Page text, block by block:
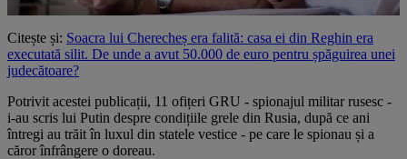
Citește și: Soacra lui Cherecheș era falită: casa ei din Reghin era
executată silit. De unde a avut 50.000 de euro pentru șpăguirea unei
judecătoare?
Potrivit acestei publicații, 11 ofițeri GRU - spionajul militar rusesc -
i-au scris lui Putin despre condițiile grele din Rusia, după ce ani
întregi au trăit în luxul din statele vestice - pe care le spionau și a
căror înfrângere o doreau.